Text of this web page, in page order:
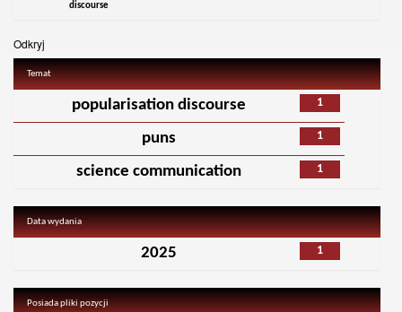
discourse
Odkryj
Temat
1
popularisation discourse
1
puns
1
science communication
Data wydania
1
2025
Posiada pliki pozycji